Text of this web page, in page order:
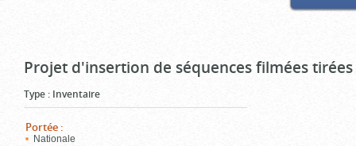
Projet d'insertion de séquences filmées
Type : Inventaire
Portée :
Nationale